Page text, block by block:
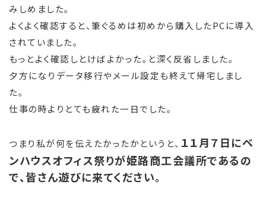
みしめました。
よくよく確認すると、筆ぐるめは初めから購入したPCに導入
されていました。
もっとよく確認しとけばよかった。と深く反省しました。
夕方になりデータ移行やメール設定も終えて帰宅しまし
た。
仕事の時よりとても疲れた一日でした。
つまり私が何を伝えたかったかというと、 １１月７日にベ
ンハウスオフィス祭りが姫路商工会議所であるの
で、皆さん遊びに来てください。